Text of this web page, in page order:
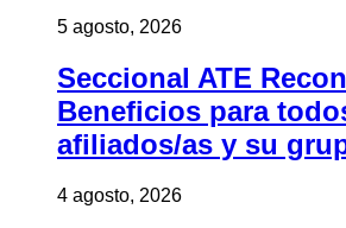
5 agosto, 2026
Seccional ATE
Beneficios para
afiliados/as y su
4 agosto, 2026